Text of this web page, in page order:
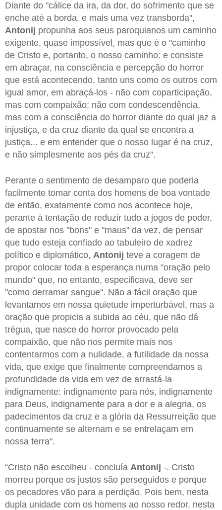
Diante do "cálice da ira, da dor, do sofrimento que se
enche até a borda, e mais uma vez transborda",
Antonij propunha aos seus paroquianos um caminho
exigente, quase impossível, mas que é o "caminho
de Cristo e, portanto, o nosso caminho: e consiste
em abraçar, na consciência e percepção do horror
que está acontecendo, tanto uns como os outros com
igual amor, em abraçá-los - não com coparticipação,
mas com compaixão; não com condescendência,
mas com a consciência do horror diante do qual jaz a
injustiça, e da cruz diante da qual se encontra a
justiça... e em entender que o nosso lugar é na cruz,
e não simplesmente aos pés da cruz”.
Perante o sentimento de desamparo que poderia
facilmente tomar conta dos homens de boa vontade
de então, exatamente como nos acontece hoje,
perante à tentação de reduzir tudo a jogos de poder,
de apostar nos "bons" e "maus" da vez, de pensar
que tudo esteja confiado ao tabuleiro de xadrez
político e diplomático, Antonij teve a coragem de
propor colocar toda a esperança numa "oração pelo
mundo" que, no entanto, especificava, deve ser
"como derramar sangue". Não a fácil oração que
levantamos em nossa quietude imperturbável, mas a
oração que propicia a subida ao céu, que não dá
trégua, que nasce do horror provocado pela
compaixão, que não nos permite mais nos
contentarmos com a nulidade, a futilidade da nossa
vida, que exige que finalmente compreendamos a
profundidade da vida em vez de arrastá-la
indignamente: indignamente para nós, indignamente
para Deus, indignamente para a dor e a alegria, os
padecimentos da cruz e a glória da Ressurreição que
continuamente se alternam e se entrelaçam em
nossa terra".
“Cristo não escolheu - concluía Antonij -. Cristo
morreu porque os justos são perseguidos e porque
os pecadores vão para a perdição. Pois bem, nesta
dupla unidade com os homens ao nosso redor, nesta